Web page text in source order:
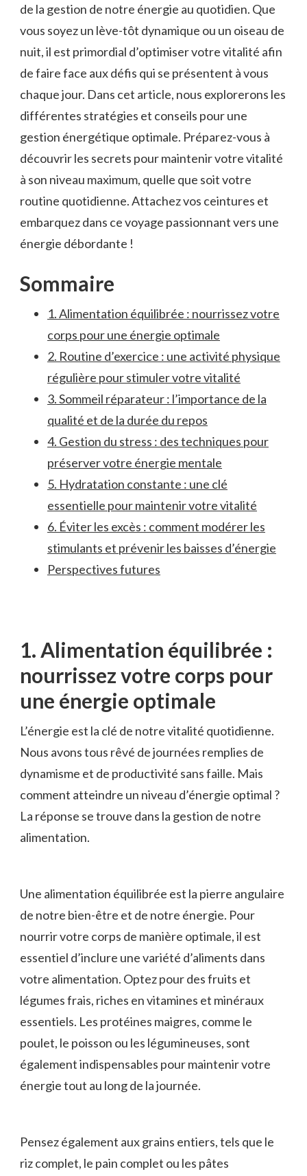
de la gestion de notre énergie au quotidien. ‌Que
vous soyez un lève-tôt dynamique ou un oiseau de
nuit, il ​est primordial d’optimiser votre vitalité afin
de faire face aux défis qui se présentent à vous
chaque ⁢jour. Dans⁤ cet article, nous explorerons les
différentes stratégies et conseils pour une
gestion ⁤énergétique optimale. ⁢Préparez-vous à
découvrir les secrets ⁤pour‌ maintenir votre vitalité
à son niveau maximum, quelle que soit votre‍
routine quotidienne.⁤ Attachez⁣ vos ceintures et‍
embarquez dans ce voyage⁢ passionnant vers une
énergie débordante !
Sommaire
1. Alimentation​ équilibrée : ⁢nourrissez votre​
corps pour une énergie optimale
2. Routine d’exercice ‍: une activité physique
régulière pour stimuler votre vitalité
3. Sommeil réparateur : l’importance de la
qualité et de la durée du repos
4. Gestion du stress : des techniques ⁣pour
préserver votre énergie mentale
5. Hydratation constante : une clé
essentielle pour maintenir votre vitalité
6. Éviter les excès : comment modérer les
⁤stimulants et prévenir les baisses⁤ d’énergie
Perspectives⁢ futures
1. Alimentation équilibrée ⁤:
nourrissez ‌votre corps‍ pour
une énergie optimale
L’énergie est la clé de notre vitalité quotidienne.
‌Nous avons tous⁢ rêvé de journées remplies⁢ de​
dynamisme et de productivité sans faille. Mais
comment atteindre un niveau d’énergie optimal ?
La réponse se trouve ‌dans la gestion ⁢de notre
alimentation.
Une alimentation équilibrée ⁤est ‌la pierre angulaire
de notre bien-être et de notre énergie. Pour
nourrir votre corps de manière optimale, il est
essentiel d’inclure une variété d’aliments dans
votre alimentation. Optez pour des fruits ‍et
légumes frais, riches en vitamines et minéraux
essentiels. Les protéines maigres, comme le
poulet,⁢ le poisson ou ‌les ⁣légumineuses, sont
également indispensables pour maintenir votre
énergie tout au long de la journée.
Pensez également aux grains entiers,‍ tels que le
riz complet, le pain complet ou les pâtes